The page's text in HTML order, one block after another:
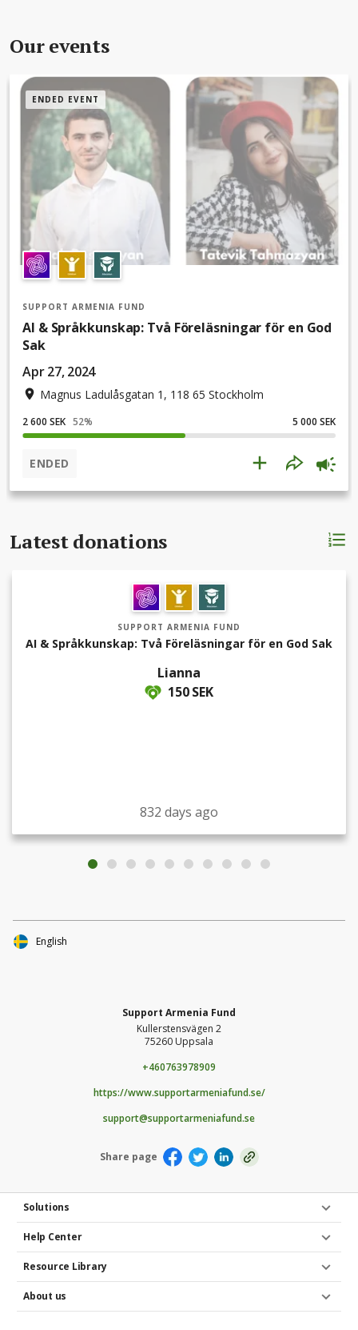
hemlandet genom att donera en valfri summa här.Ditt
personer som behöver det mest!Tack för ditt stöd!
Our events
ENDED EVENT
SUPPORT ARMENIA FUND
AI & Språkkunskap: Två Föreläsningar för en God
Sak
Apr 27, 2024
Magnus Ladulåsgatan 1, 118 65 Stockholm
2 600 SEK 52% 5 000 SEK
ENDED
Latest donations
SUPPORT ARMENIA FUND
AI & Språkkunskap: Två Föreläsningar för en God Sak
Lianna
150 SEK
832 days ago
Support Armenia Fund
Kullerstensvägen 2
75260 Uppsala
+460763978909
https://www.supportarmeniafund.se/
support@supportarmeniafund.se
Share page
Solutions
Help Center
Resource Library
About us
English